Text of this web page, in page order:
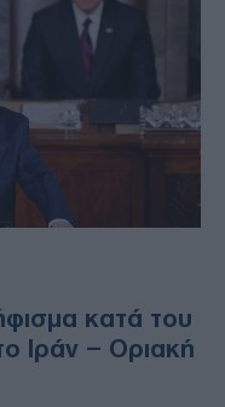
κατά του
Ιράν – Οριακή